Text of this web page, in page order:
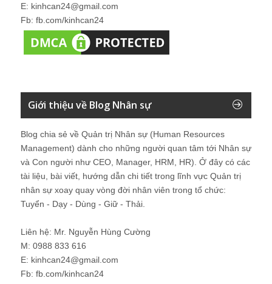
E: kinhcan24@gmail.com
Fb: fb.com/kinhcan24
Giới thiệu về Blog Nhân sự
Blog chia sẻ về Quản trị Nhân sự (Human Resources
Management) dành cho những người quan tâm tới Nhân sự
và Con người như CEO, Manager, HRM, HR). Ở đây có các
tài liệu, bài viết, hướng dẫn chi tiết trong lĩnh vực Quản trị
nhân sự xoay quay vòng đời nhân viên trong tổ chức:
Tuyển - Dạy - Dùng - Giữ - Thải.
Liên hệ: Mr. Nguyễn Hùng Cường
M: 0988 833 616
E: kinhcan24@gmail.com
Fb: fb.com/kinhcan24